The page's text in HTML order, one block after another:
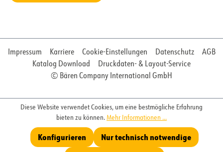
Impressum Karriere Cookie-Einstellungen Datenschutz
AGB
Katalog Download
Druckdaten- & Layout-Service
© Bären Company International GmbH
Diese Website verwendet Cookies, um eine bestmögliche Erfahrung
bieten zu können. Mehr Informationen ...
Nur technisch notwendige
Konfigurieren